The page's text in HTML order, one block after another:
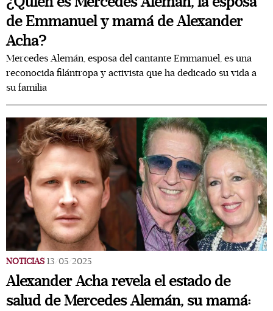
de Emmanuel y mamá de Alexander
Acha?
Mercedes Alemán, esposa del cantante Emmanuel, es una
reconocida filántropa y activista que ha dedicado su vida a
su familia
NOTICIAS 13/05/2025
Alexander Acha revela el estado de
salud de Mercedes Alemán, su mamá: